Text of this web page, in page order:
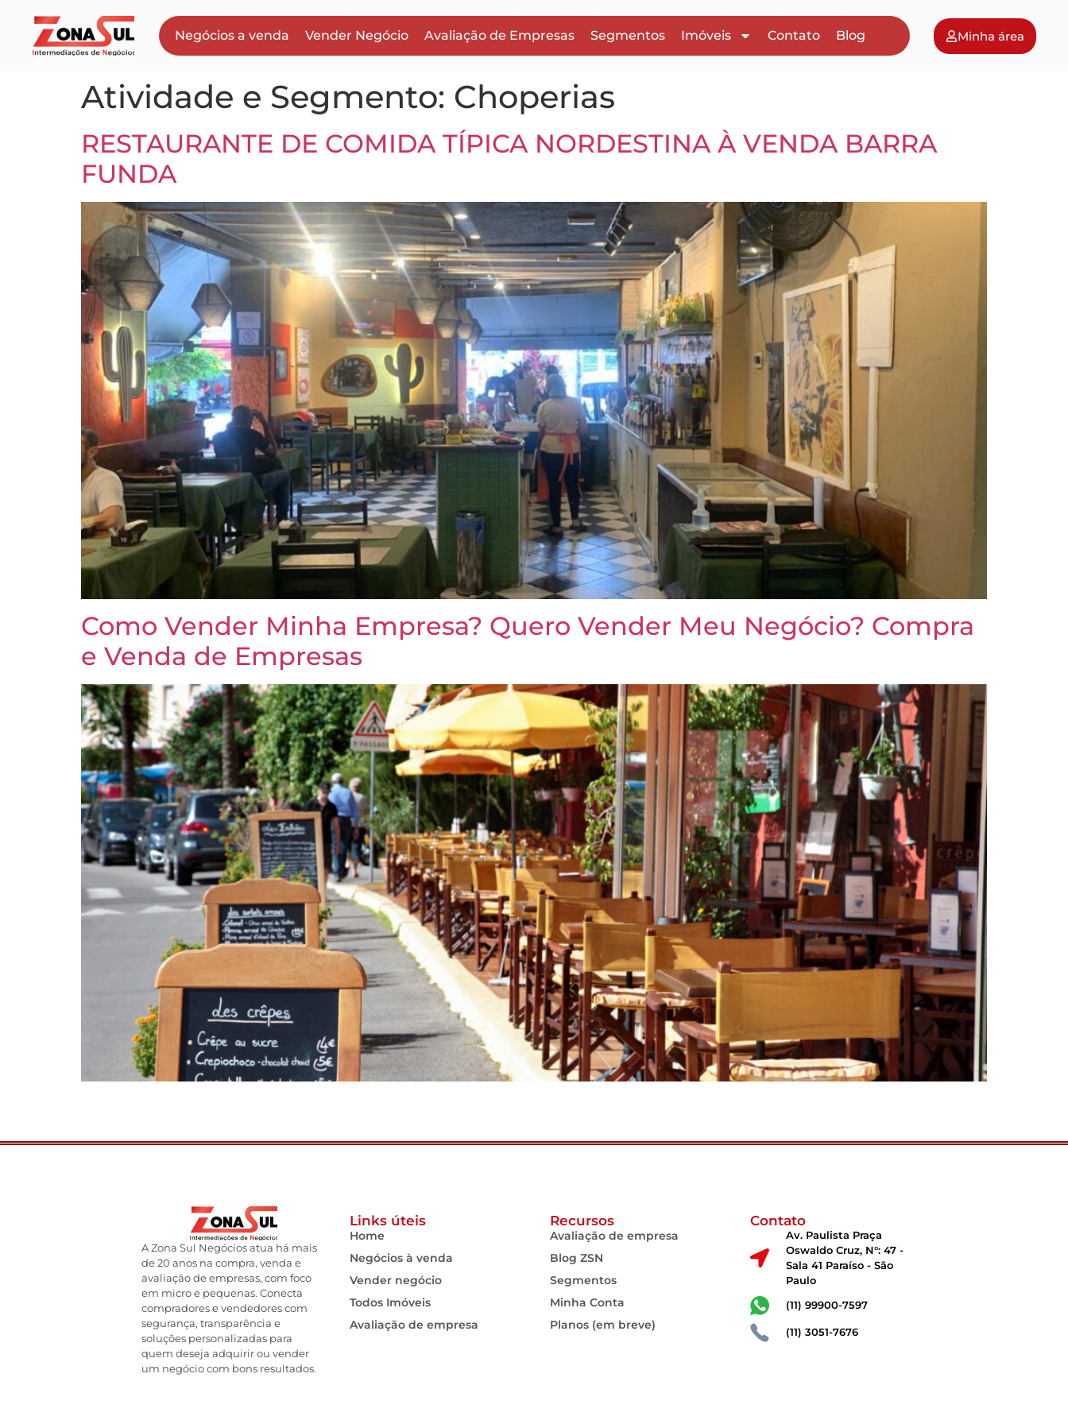
Negócios a venda Vender Negócio Avaliação de Empresas Segmentos Imóveis Contato Blog Minha área
Atividade e Segmento: Choperias
RESTAURANTE DE COMIDA TÍPICA NORDESTINA À VENDA BARRA
FUNDA
Como Vender Minha Empresa? Quero Vender Meu Negócio? Compra
e Venda de Empresas
A Zona Sul Negócios atua há mais
de 20 anos na compra, venda e
avaliação de empresas, com foco
em micro e pequenas. Conecta
compradores e vendedores com
segurança, transparência e
soluções personalizadas para
quem deseja adquirir ou vender
um negócio com bons resultados.
Links úteis
Home
Negócios à venda
Vender negócio
Todos Imóveis
Avaliação de empresa
Recursos
Avaliação de empresa
Blog ZSN
Segmentos
Minha Conta
Planos (em breve)
Contato
Av. Paulista Praça
Oswaldo Cruz, N°: 47 -
Sala 41 Paraíso - São
Paulo
(11) 99900-7597
(11) 3051-7676